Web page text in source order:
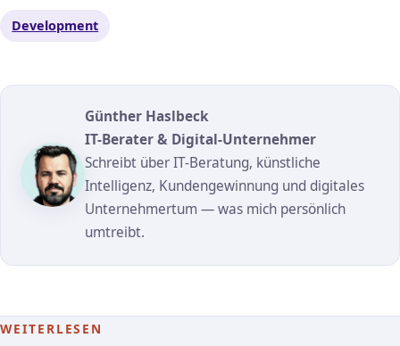
Development
Günther Haslbeck
IT-Berater & Digital-Unternehmer
Schreibt über IT-Beratung, künstliche
Intelligenz, Kundengewinnung und digitales
Unternehmertum — was mich persönlich
umtreibt.
WEITERLESEN